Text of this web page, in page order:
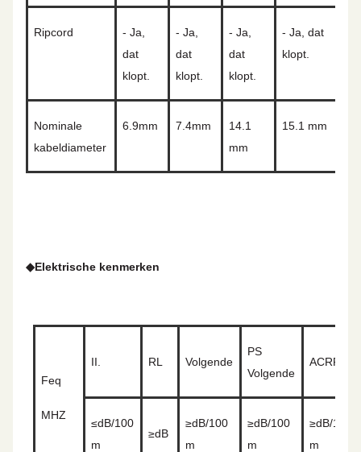
Ripcord
- Ja,
dat
klopt.
- Ja,
dat
klopt.
- Ja,
dat
klopt.
- Ja, dat
klopt.
Nominale
kabeldiameter
6.9mm 7.4mm
14.1
mm
15.1 mm
◆Elektrische kenmerken
Feq
MHZ
II. RL Volgende
PS
Volgende
ACRF
≤dB/100
m
≥dB
≥dB/100
m
≥dB/100
m
≥dB/100
m